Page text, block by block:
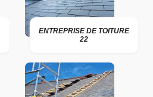
ENTREPRISE DE TOITURE
22